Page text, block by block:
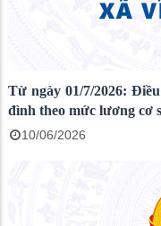
Từ ngày 01/7/2026:
đình theo mức lương cơ
10/06/2026